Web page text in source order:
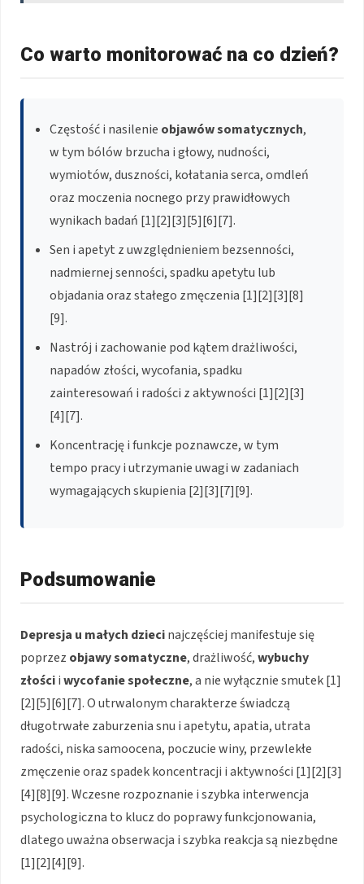
Co warto monitorować na co dzień?
Częstość i nasilenie objawów somatycznych,
w tym bólów brzucha i głowy, nudności,
wymiotów, duszności, kołatania serca, omdleń
oraz moczenia nocnego przy prawidłowych
wynikach badań [1][2][3][5][6][7].
Sen i apetyt z uwzględnieniem bezsenności,
nadmiernej senności, spadku apetytu lub
objadania oraz stałego zmęczenia [1][2][3][8]
[9].
Nastrój i zachowanie pod kątem drażliwości,
napadów złości, wycofania, spadku
zainteresowań i radości z aktywności [1][2][3]
[4][7].
Koncentrację i funkcje poznawcze, w tym
tempo pracy i utrzymanie uwagi w zadaniach
wymagających skupienia [2][3][7][9].
Podsumowanie
Depresja u małych dziecinajczęściej manifestuje się
poprzez objawy somatyczne, drażliwość,wybuchy
złościiwycofanie społeczne, a nie wyłącznie smutek [1]
[2][5][6][7]. O utrwalonym charakterze świadczą
długotrwałe zaburzenia snu i apetytu, apatia, utrata
radości, niska samoocena, poczucie winy, przewlekłe
zmęczenie oraz spadek koncentracji i aktywności [1][2][3]
[4][8][9]. Wczesne rozpoznanie i szybka interwencja
psychologiczna to klucz do poprawy funkcjonowania,
dlatego uważna obserwacja i szybka reakcja są niezbędne
[1][2][4][9].